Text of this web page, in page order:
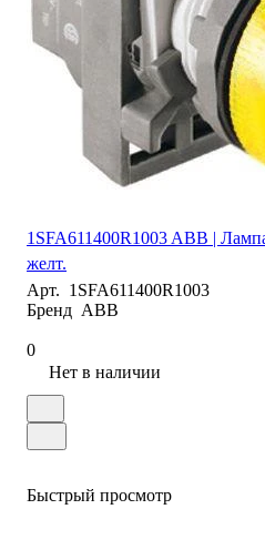
1SFA611400R1003 ABB |
желт.
Арт. 1SFA611400R1003
Бренд ABB
0
Нет в наличии
Быстрый просмотр